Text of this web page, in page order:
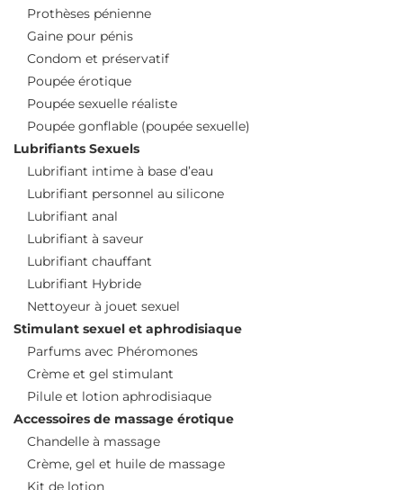
Prothèses pénienne
Gaine pour pénis
Condom et préservatif
Poupée érotique
Poupée sexuelle réaliste
Poupée gonflable (poupée sexuelle)
Lubrifiants Sexuels
Lubrifiant intime à base d’eau
Lubrifiant personnel au silicone
Lubrifiant anal
Lubrifiant à saveur
Lubrifiant chauffant
Lubrifiant Hybride
Nettoyeur à jouet sexuel
Stimulant sexuel et aphrodisiaque
Parfums avec Phéromones
Crème et gel stimulant
Pilule et lotion aphrodisiaque
Accessoires de massage érotique
Chandelle à massage
Crème, gel et huile de massage
Kit de lotion